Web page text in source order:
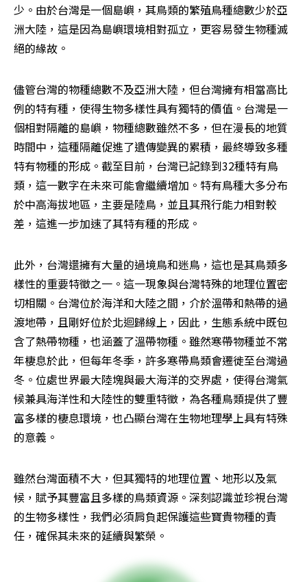
少。由於台灣是一個島嶼，其鳥類的繁殖鳥種總數少於亞
洲大陸，這是因為島嶼環境相對孤立，更容易發生物種滅
絕的緣故。
儘管台灣的物種總數不及亞洲大陸，但台灣擁有相當高比
例的特有種，使得生物多樣性具有獨特的價值。台灣是一
個相對隔離的島嶼，物種總數雖然不多，但在漫長的地質
時間中，這種隔離促進了遺傳變異的累積，最終導致多種
特有物種的形成。截至目前，台灣已記錄到32種特有鳥
類，這一數字在未來可能會繼續增加。特有鳥種大多分布
於中高海拔地區，主要是陸鳥，並且其飛行能力相對較
差，這進一步加速了其特有種的形成。
此外，台灣還擁有大量的過境鳥和迷鳥，這也是其鳥類多
樣性的重要特徵之一。這一現象與台灣特殊的地理位置密
切相關。台灣位於海洋和大陸之間，介於溫帶和熱帶的過
渡地帶，且剛好位於北迴歸線上，因此，生態系統中既包
含了熱帶物種，也涵蓋了溫帶物種。雖然寒帶物種並不常
年棲息於此，但每年冬季，許多寒帶鳥類會遷徙至台灣過
冬。位處世界最大陸塊與最大海洋的交界處，使得台灣氣
候兼具海洋性和大陸性的雙重特徵，為各種鳥類提供了豐
富多樣的棲息環境，也凸顯台灣在生物地理學上具有特殊
的意義。
雖然台灣面積不大，但其獨特的地理位置、地形以及氣
候，賦予其豐富且多樣的鳥類資源。深刻認識並珍視台灣
的生物多樣性，我們必須肩負起保護這些寶貴物種的責
任，確保其未來的延續與繁榮。